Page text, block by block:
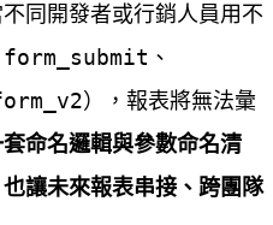
同開發者或行銷人員用不
form_submit 、
），報表將無法彙
命名邏輯與參數命名清
讓未來報表串接、跨團隊